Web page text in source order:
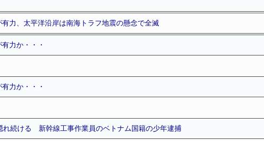
力、太平洋沿岸は南海トラフ地震の懸念で全滅
力か・・・
力か・・・
れ続ける 新幹線工事作業員のベトナム国籍の少年逮捕